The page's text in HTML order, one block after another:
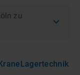
zu
Lagertechnik